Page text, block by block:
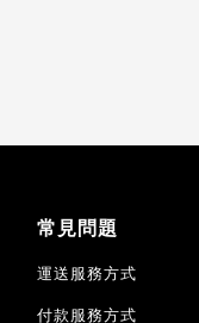
常見問題
運送服務方式
付款服務方式